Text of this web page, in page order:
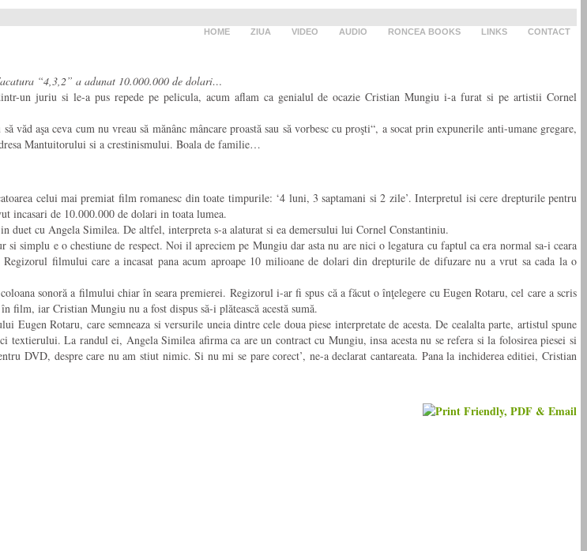
HOME ZIUA VIDEO AUDIO RONCEA BOOKS LINKS CONTACT
“4,3,2” a adunat 10.000.000 de dolari…
un juriu si le-a pus repede pe pelicula, acum aflam ca genialul de ocazie Cristian Mungiu i-a furat si pe artistii Cornel
aşa ceva cum nu vreau să mănânc mâncare proastă sau să vorbesc cu proşti“, a socat prin expunerile anti-umane gregare,
Mantuitorului si a crestinismului. Boala de familie…
celui mai premiat film romanesc din toate timpurile: ‘4 luni, 3 saptamani si 2 zile’. Interpretul isi cere drepturile pentru
incasari de 10.000.000 de dolari in toata lumea.
duet cu Angela Similea. De altfel, interpreta s-a alaturat si ea demersului lui Cornel Constantiniu.
simplu e o chestiune de respect. Noi il apreciem pe Mungiu dar asta nu are nici o legatura cu faptul ca era normal sa-i ceara
filmului care a incasat pana acum aproape 10 milioane de dolari din drepturile de difuzare nu a vrut sa cada la o
sonoră a filmului chiar în seara premierei. Regizorul i-ar fi spus că a făcut o înţelegere cu Eugen Rotaru, cel care a scris
film, iar Cristian Mungiu nu a fost dispus să-i plătească acestă sumă.
Rotaru, care semneaza si versurile uneia dintre cele doua piese interpretate de acesta. De cealalta parte, artistul spune
La randul ei, Angela Similea afirma ca are un contract cu Mungiu, insa acesta nu se refera si la folosirea piesei si
DVD, despre care nu am stiut nimic. Si nu mi se pare corect’, ne-a declarat cantareata. Pana la inchiderea editiei, Cristian